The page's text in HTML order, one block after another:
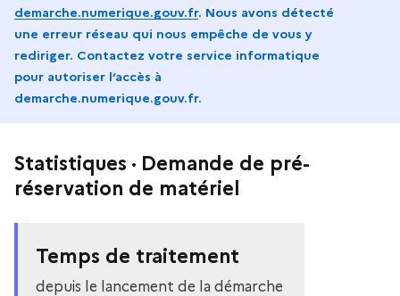
demarche.numerique.gouv.fr. Nous avons détecté
une erreur réseau qui nous empêche de vous y
rediriger. Contactez votre service informatique
pour autoriser l‘accès à
demarche.numerique.gouv.fr.
Statistiques · Demande de pré-
réservation de matériel
Temps de traitement
depuis le lancement de la démarche